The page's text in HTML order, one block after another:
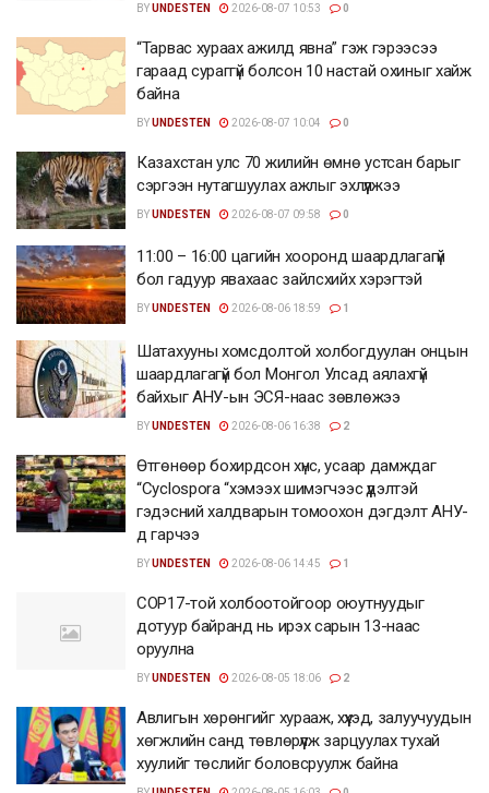
BYUNDESTEN 2026-08-07 10:53 0
“Тарвас хураах ажилд явна” гэж гэрээсээ
гараад сураггүй болсон 10 настай охиныг хайж
байна
BYUNDESTEN 2026-08-07 10:04 0
Казахстан улс 70 жилийн өмнө устсан барыг
сэргээн нутагшуулах ажлыг эхлүүлжээ
BYUNDESTEN 2026-08-07 09:58 0
11:00 – 16:00 цагийн хооронд шаардлагагүй
бол гадуур явахаас зайлсхийх хэрэгтэй
BYUNDESTEN 2026-08-06 18:59 1
Шатахууны хомсдолтой холбогдуулан онцын
шаардлагагүй бол Монгол Улсад аялахгүй
байхыг АНУ-ын ЭСЯ-наас зөвлөжээ
BYUNDESTEN 2026-08-06 16:38 2
Өтгөнөөр бохирдсон хүнс, усаар дамждаг
“Cyclospora “хэмээх шимэгчээс үүдэлтэй
гэдэсний халдварын томоохон дэгдэлт АНУ-
д гарчээ
BYUNDESTEN 2026-08-06 14:45 1
COP17-той холбоотойгоор оюутнуудыг
дотуур байранд нь ирэх сарын 13-наас
оруулна
BYUNDESTEN 2026-08-05 18:06 2
Авлигын хөрөнгийг хурааж, хүүхэд, залуучуудын
хөгжлийн санд төвлөрүүлж зарцуулах тухай
хуулийг төслийг боловсруулж байна